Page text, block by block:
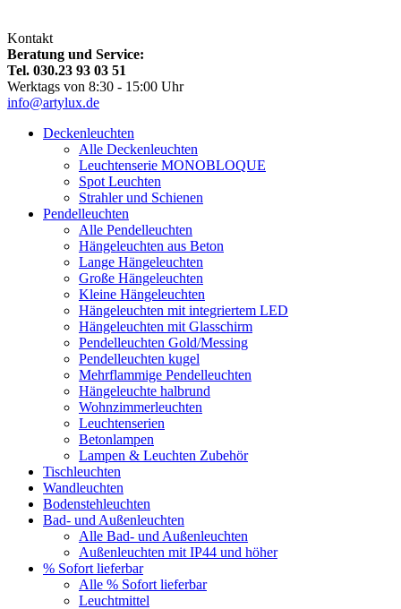
Kontakt
Beratung und Service:
Tel. 030.23 93 03 51
Werktags von 8:30 - 15:00 Uhr
info@artylux.de
Deckenleuchten
Alle Deckenleuchten
Leuchtenserie MONOBLOQUE
Spot Leuchten
Strahler und Schienen
Pendelleuchten
Alle Pendelleuchten
Hängeleuchten aus Beton
Lange Hängeleuchten
Große Hängeleuchten
Kleine Hängeleuchten
Hängeleuchten mit integriertem LED
Hängeleuchten mit Glasschirm
Pendelleuchten Gold/Messing
Pendelleuchten kugel
Mehrflammige Pendelleuchten
Hängeleuchte halbrund
Wohnzimmerleuchten
Leuchtenserien
Betonlampen
Lampen & Leuchten Zubehör
Tischleuchten
Wandleuchten
Bodenstehleuchten
Bad- und Außenleuchten
Alle Bad- und Außenleuchten
Außenleuchten mit IP44 und höher
% Sofort lieferbar
Alle % Sofort lieferbar
Leuchtmittel